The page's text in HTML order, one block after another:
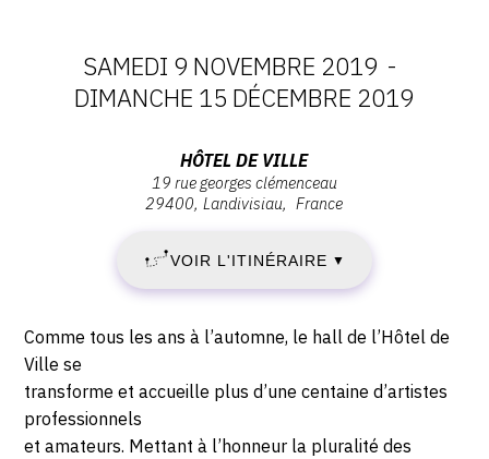
DATES
:
SAMEDI
9
NOVEMBRE
2019
-
DIMANCHE
SAMEDI 9 NOVEMBRE 2019 -
DIMANCHE 15 DÉCEMBRE 2019
rue
Georges
Clémenceau,
29400
Landivisiau
HÔTEL DE VILLE
19 rue georges clémenceau
29400 Landivisiau France
VOIR L'ITINÉRAIRE ▼
Description,
horaires...
Comme tous les ans à l’automne, le hall de l’Hôtel de
Ville se
transforme et accueille plus d’une centaine d’artistes
professionnels
et amateurs. Mettant à l’honneur la pluralité des